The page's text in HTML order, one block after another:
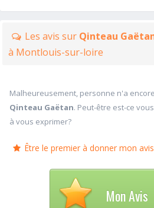
Les avis sur Qinteau
à Montlouis-sur-loire
Malheureusement, personne n'a
Qinteau Gaëtan. Peut-être est-ce
à vous exprimer?
Être le premier à donner mon
Mon Avis